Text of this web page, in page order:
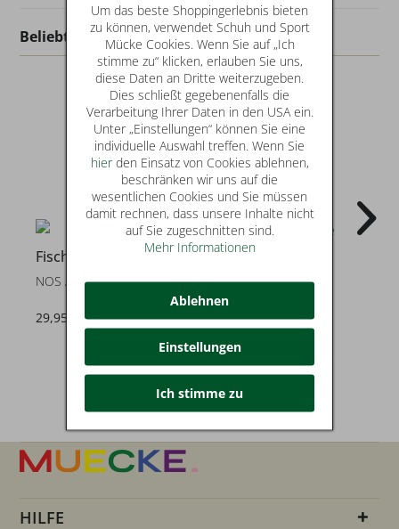
Beliebt in dieser Kategorie
Fischer
NOS ARTIKEL
29,95 €
20
Fischer
Hausschuhe
19,95 € statt* 24,95 €
HILFE
Um das beste Shoppingerlebnis bieten
zu können, verwendet Schuh und Sport
Mücke Cookies. Wenn Sie auf „Ich
stimme zu“ klicken, erlauben Sie uns,
diese Daten an Dritte weiterzugeben.
Dies schließt gegebenenfalls die
Verarbeitung Ihrer Daten in den USA ein.
Unter „Einstellungen“ können Sie eine
individuelle Auswahl treffen. Wenn Sie
hierden Einsatz von Cookies ablehnen,
beschränken wir uns auf die
wesentlichen Cookies und Sie müssen
damit rechnen, dass unsere Inhalte nicht
auf Sie zugeschnitten sind.
Mehr Informationen
Ablehnen
Einstellungen
Ich stimme zu